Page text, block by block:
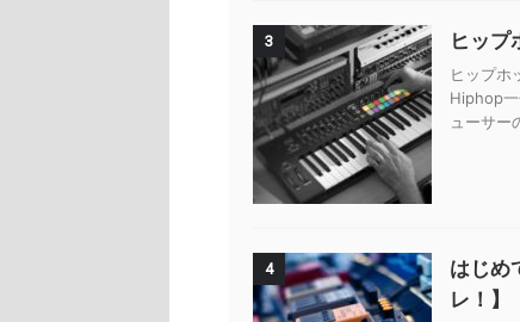
3 ヒップ
ヒップホ
Hiphop
ューサー
4
はじめ
レ！】